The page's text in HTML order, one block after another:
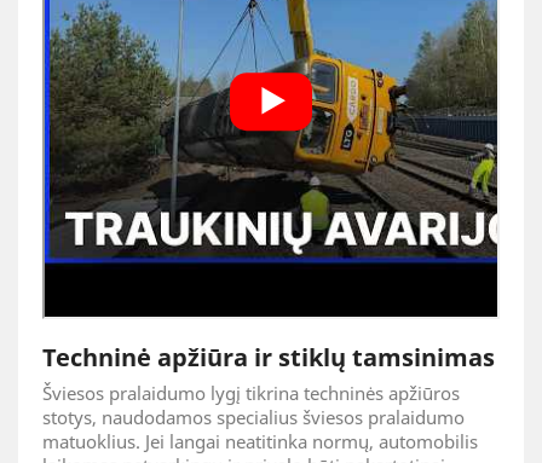
Techninė apžiūra ir stiklų tamsinimas
Šviesos pralaidumo lygį tikrina techninės apžiūros
stotys, naudodamos specialius šviesos pralaidumo
matuoklius. Jei langai neatitinka normų, automobilis